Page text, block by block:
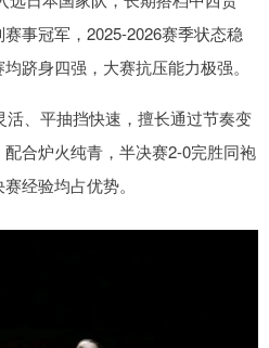
事冠军，2025-2026赛季状态稳
跻身四强，大赛抗压能力极强。
、平抽挡快速，擅长通过节奏变
合炉火纯青，半决赛2-0完胜同袍
经验均占优势。